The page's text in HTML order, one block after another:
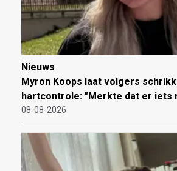
Nieuws
Myron Koops laat volgers
hartcontrole: "Merkte dat er iets
08-08-2026